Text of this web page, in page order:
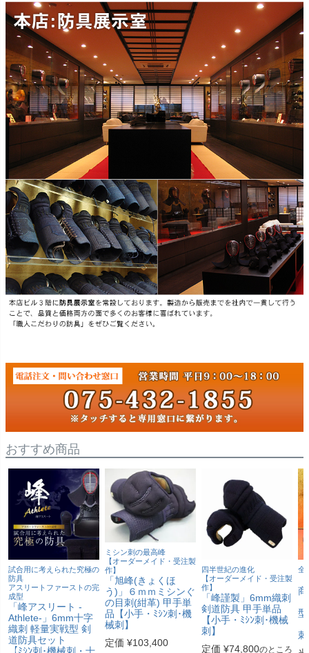
おすすめ商品
試合用に考えられた究極の
防具
アスリートファーストの完
成型
「峰アスリート -
Athlete-」6mm十字
織刺 軽量実戦型 剣
道防具セット
【ﾐｼﾝ刺･機械刺・十
ミシン刺の最高峰
【オーダーメイド・受注製
作】
「旭峰(きょくほ
う)」６ｍｍミシンぐ
の目刺(紺革) 甲手単
品【小手・ﾐｼﾝ刺･機
械刺】
定価 ¥103,400
四半世紀の進化
【オーダーメイド・受注製
作】
「峰謹製」6mm織刺
剣道防具 甲手単品
【小手・ﾐｼﾝ刺･機械
刺】
定価 ¥74,800のところ
全